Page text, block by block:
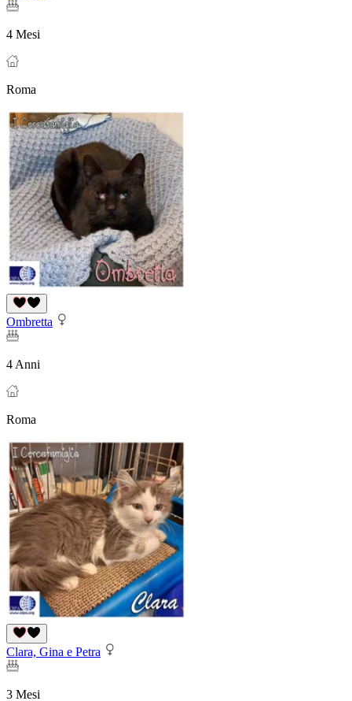
4 Mesi
Roma
Ombretta
4 Anni
Roma
Clara, Gina e Petra
3 Mesi